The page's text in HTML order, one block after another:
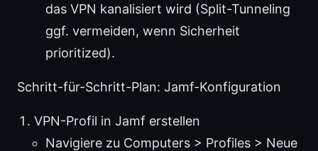
das VPN kanalisiert wird (Split-Tunneling
ggf. vermeiden, wenn Sicherheit
prioritized).
Schritt-für-Schritt-Plan: Jamf-Konfiguration
VPN-Profil in Jamf erstellen
Navigiere zu Computers > Profiles > Neue